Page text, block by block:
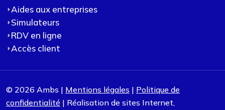
Aides aux entreprises
Simulateurs
RDV en ligne
Accès client
© 2026 Ambs | Mentions légales | Politique de
confidentialité | Réalisation de sites Internet,